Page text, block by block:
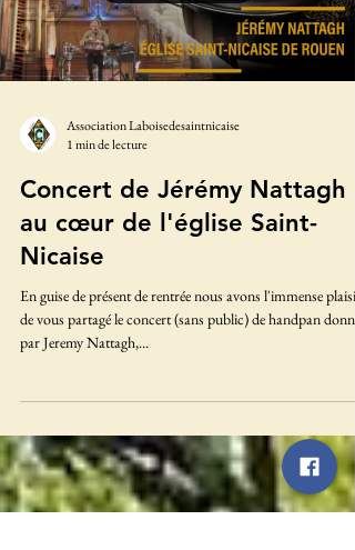
Association Laboisedesaintnicaise
1 min de lecture
Concert de Jérémy Nattagh
au cœur de l'église Saint-
de vous partagé le concert (sans public) de handpan donné
par Jeremy Nattagh,...